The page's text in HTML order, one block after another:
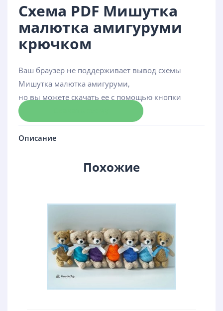
Схема PDF Мишутка
малютка амигуруми
крючком
Ваш браузер не поддерживает вывод схемы
Мишутка малютка амигуруми,
но вы можете скачать ее с помощью кнопки
Описание
Похожие